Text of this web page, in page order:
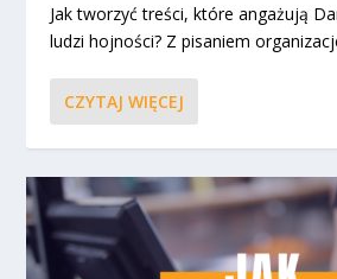
Jak tworzyć treści, które angażują
ludzi hojności? Z pisaniem
CZYTAJ WIĘCEJ